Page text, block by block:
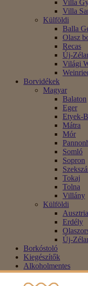
Villa
Villa
Külföldi
Balla
Olasz
Recas
Új-
Világi
Borvidékek
Magyar
Balaton
Eger
Etyek-
Mátra
Mór
Somló
Sopron
Tokaj
Tolna
Villány
Külföldi
Ausztria
Erdély
Új-
Borkóstoló
Kiegészítők
Alkoholmentes
Blog
Akció